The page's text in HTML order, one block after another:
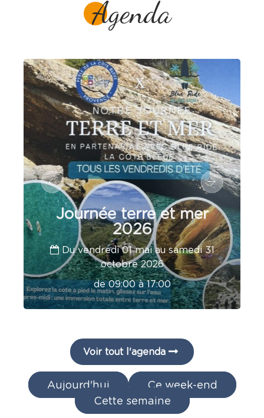
Agenda
Journée terre et mer
2026
Du vendredi 01 mai au samedi 31
octobre 2026
de 09:00 à 17:00
Voir tout l'agenda
Aujourd'hui
Ce week-end
Cette semaine